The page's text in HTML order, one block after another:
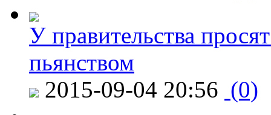
У правительства
пьянством
2015-09-04 20:56 (0)